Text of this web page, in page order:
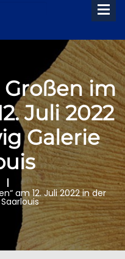
Großen im
Juli 2022
Galerie
am 12. Juli 2022 in der